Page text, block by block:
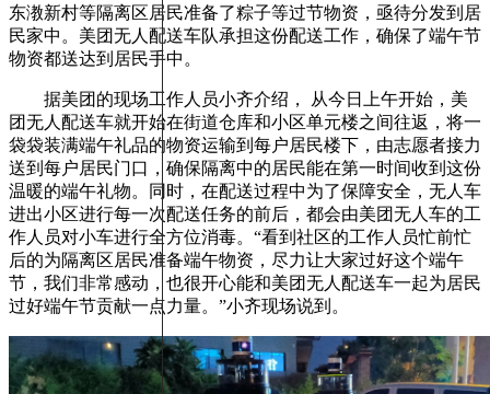
东漖新村等隔离区居民准备了粽子等过节物资，亟待分发到居
民家中。美团无人配送车队承担这份配送工作，确保了端午节
物资都送达到居民手中。
据美团的现场工作人员小齐介绍， 从今日上午开始，美
团无人配送车就开始在街道仓库和小区单元楼之间往返，将一
袋袋装满端午礼品的物资运输到每户居民楼下，由志愿者接力
送到每户居民门口，确保隔离中的居民能在第一时间收到这份
温暖的端午礼物。同时，在配送过程中为了保障安全，无人车
进出小区进行每一次配送任务的前后，都会由美团无人车的工
作人员对小车进行全方位消毒。“看到社区的工作人员忙前忙
后的为隔离区居民准备端午物资，尽力让大家过好这个端午
节，我们非常感动，也很开心能和美团无人配送车一起为居民
过好端午节贡献一点力量。”小齐现场说到。